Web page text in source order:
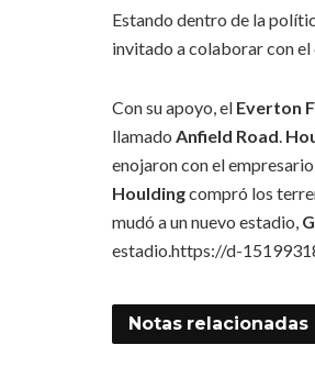
Estando dentro de la
invitado a colaborar con el
Con su apoyo, el Everton
llamado Anfield Road
enojaron con el
Houldingcompró los
mudó a un nuevo estadio,
estadio.https://d-
Notas relacionadas